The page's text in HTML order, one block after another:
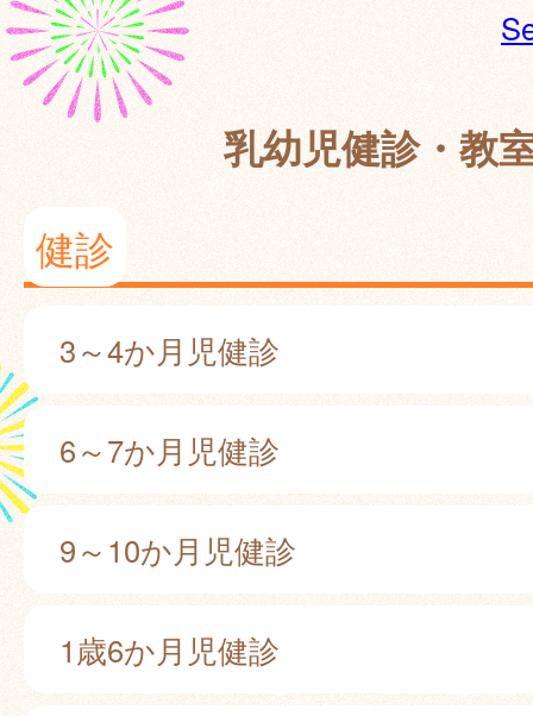
乳幼児健診・教
健診
3～4か月児健診
6～7か月児健診
9～10か月児健診
1歳6か月児健診